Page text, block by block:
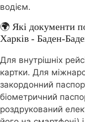
водієм.
🌍 Які документи
Харків - Баден-
Для внутрішніх
картки. Для
закордонний
біометричний
роздрукований